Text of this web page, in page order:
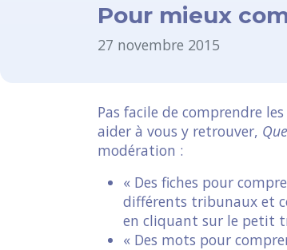
Pour mieux
27 novembre 2015
Pas facile de comprendre
aider à vous y retrouver,
modération :
« Des fiches pour
différents tribunaux et
en cliquant sur le petit
« Des mots pour